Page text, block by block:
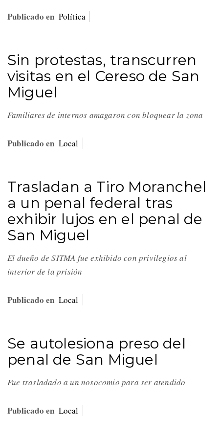
Publicado en Política
Sin protestas, transcurren
visitas en el Cereso de San
Miguel
Familiares de internos amagaron con bloquear la zona
Publicado en Local
Trasladan a Tiro Moranchel
a un penal federal tras
exhibir lujos en el penal de
San Miguel
El dueño de SITMA fue exhibido con privilegios al
interior de la prisión
Publicado en Local
Se autolesiona preso del
penal de San Miguel
Fue trasladado a un nosocomio para ser atendido
Publicado en Local